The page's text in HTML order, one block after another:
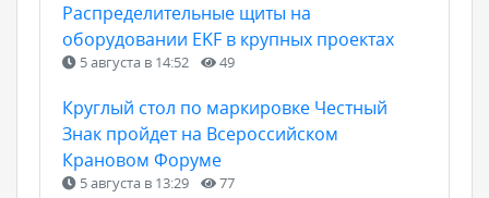
Распределительные щиты на
оборудовании EKF в крупных проектах
5 августа в 14:52 49
Круглый стол по маркировке Честный
Знак пройдет на Всероссийском
Крановом Форуме
5 августа в 13:29 77